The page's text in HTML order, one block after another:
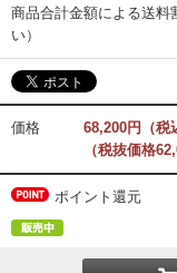
商品合計金額による送料
い）
価格
68,200円（税
（税抜価格
ポイント還元